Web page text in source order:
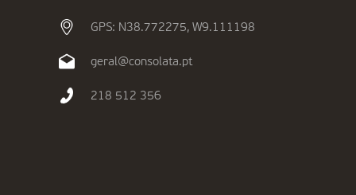
GPS: N38.772275, W9.111198
geral@consolata.pt
218 512 356